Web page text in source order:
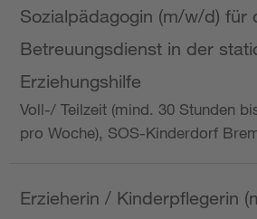
Sozialpädagogin (m/w/d) für
Betreuungsdienst in der
Erziehungshilfe
Voll-/ Teilzeit (mind. 30 Stunden
pro Woche), SOS-Kinderdorf
Erzieherin / Kinderpflegerin